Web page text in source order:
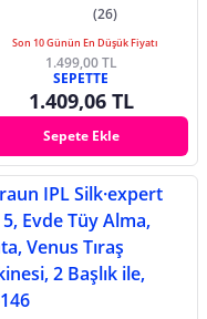
(26)
Son 10 Günün En Düşük Fiyatı
1.499,00 TL
SEPETTE
1.409,06 TL
Sepete Ekle